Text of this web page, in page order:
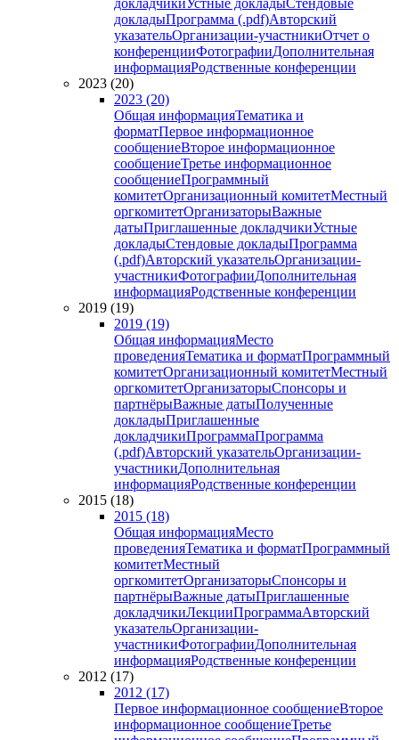
докладчикиУстные докладыСтендовые
докладыПрограмма (.pdf)Авторский
указательОрганизации-участникиОтчет о
конференцииФотографииДополнительная
информацияРодственные конференции
2023 (20)
2023 (20)
Общая информацияТематика и
форматПервое информационное
сообщениеВторое информационное
сообщениеТретье информационное
сообщениеПрограммный
комитетОрганизационный комитетМестный
оргкомитетОрганизаторыВажные
датыПриглашенные докладчикиУстные
докладыСтендовые докладыПрограмма
(.pdf)Авторский указательОрганизации-
участникиФотографииДополнительная
информацияРодственные конференции
2019 (19)
2019 (19)
Общая информацияМесто
проведенияТематика и форматПрограммный
комитетОрганизационный комитетМестный
оргкомитетОрганизаторыСпонсоры и
партнёрыВажные датыПолученные
докладыПриглашенные
докладчикиПрограммаПрограмма
(.pdf)Авторский указательОрганизации-
участникиДополнительная
информацияРодственные конференции
2015 (18)
2015 (18)
Общая информацияМесто
проведенияТематика и форматПрограммный
комитетМестный
оргкомитетОрганизаторыСпонсоры и
партнёрыВажные датыПриглашенные
докладчикиЛекцииПрограммаАвторский
указательОрганизации-
участникиФотографииДополнительная
информацияРодственные конференции
2012 (17)
2012 (17)
Первое информационное сообщениеВторое
информационное сообщениеТретье